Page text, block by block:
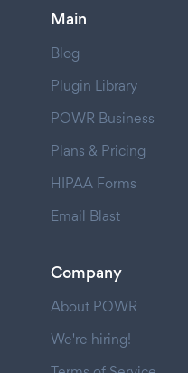
Main
Blog
Plugin Library
POWR Business
Plans & Pricing
HIPAA Forms
Email Blast
Company
About POWR
We're hiring!